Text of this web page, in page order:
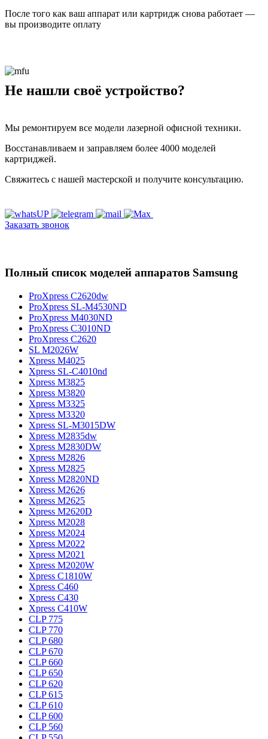
После того как ваш аппарат или картридж снова работает —
вы производите оплату
Не нашли своё устройство?
Мы ремонтируем все модели лазерной офисной техники.
Восстанавливаем и заправляем более 4000 моделей
картриджей.
Свяжитесь с нашей мастерской и получите консультацию.
Заказать звонок
Полный список моделей аппаратов Samsung
ProXpress C2620dw
ProXpress SL-M4530ND
ProXpress M4030ND
ProXpress C3010ND
ProXpress C2620
SL M2026W
Xpress M4025
Xpress SL-C4010nd
Xpress M3825
Xpress M3820
Xpress M3325
Xpress M3320
Xpress SL-M3015DW
Xpress M2835dw
Xpress M2830DW
Xpress M2826
Xpress M2825
Xpress M2820ND
Xpress M2626
Xpress M2625
Xpress M2620D
Xpress M2028
Xpress M2024
Xpress M2022
Xpress M2021
Xpress M2020W
Xpress C1810W
Xpress C460
Xpress C430
Xpress C410W
CLP 775
CLP 770
CLP 680
CLP 670
CLP 660
CLP 650
CLP 620
CLP 615
CLP 610
CLP 600
CLP 560